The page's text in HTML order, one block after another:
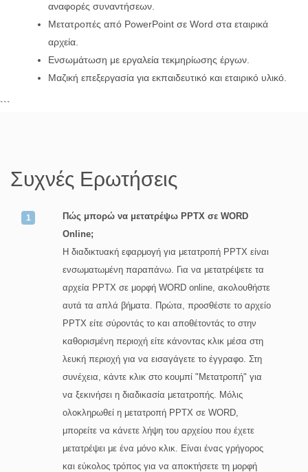
αναφορές συναντήσεων.
Μετατροπές από PowerPoint σε Word στα εταιρικά
αρχεία.
Ενσωμάτωση με εργαλεία τεκμηρίωσης έργων.
Μαζική επεξεργασία για εκπαιδευτικό και εταιρικό υλικό.
```
Συχνές Ερωτήσεις
Πώς μπορώ να μετατρέψω PPTX σε WORD
Online;
Η διαδικτυακή εφαρμογή για μετατροπή PPTX είναι
ενσωματωμένη παραπάνω. Για να μετατρέψετε τα
αρχεία PPTX σε μορφή WORD online, ακολουθήστε
αυτά τα απλά βήματα. Πρώτα, προσθέστε το αρχείο
PPTX είτε σύροντάς το και αποθέτοντάς το στην
καθορισμένη περιοχή είτε κάνοντας κλικ μέσα στη
λευκή περιοχή για να εισαγάγετε το έγγραφο. Στη
συνέχεια, κάντε κλικ στο κουμπί "Μετατροπή" για
να ξεκινήσει η διαδικασία μετατροπής. Μόλις
ολοκληρωθεί η μετατροπή PPTX σε WORD,
μπορείτε να κάνετε λήψη του αρχείου που έχετε
μετατρέψει με ένα μόνο κλικ. Είναι ένας γρήγορος
και εύκολος τρόπος για να αποκτήσετε τη μορφή